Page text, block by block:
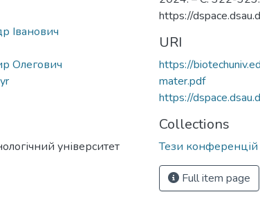
Іванович
Олегович
університет
https://
URI
https://
mater.pdf
https://
Collections
Тези конференцій
Full item page